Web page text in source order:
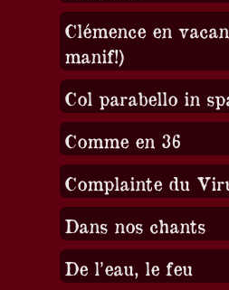
Clémence en
manif!)
Col parabello in
Comme en 36
Complainte du
Dans nos chants
De l’eau, le feu